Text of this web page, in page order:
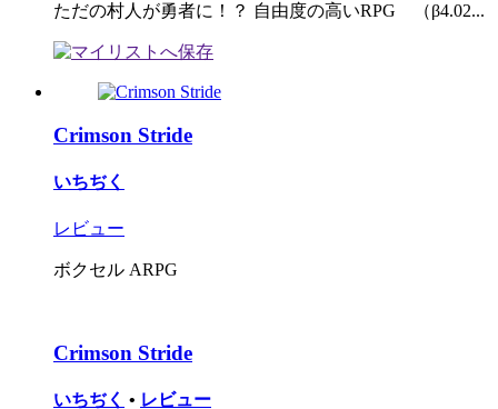
ただの村人が勇者に！？ 自由度の高いRPG （β4.02...
Crimson Stride
いちぢく
レビュー
ボクセル ARPG
Crimson Stride
いちぢく • レビュー